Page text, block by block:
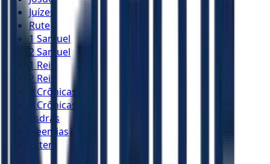
Juízes
Rute
1 Samuel
2 Samuel
1 Reis
2 Reis
1 Crônicas
2 Crônicas
Esdras
Neemias
Ester